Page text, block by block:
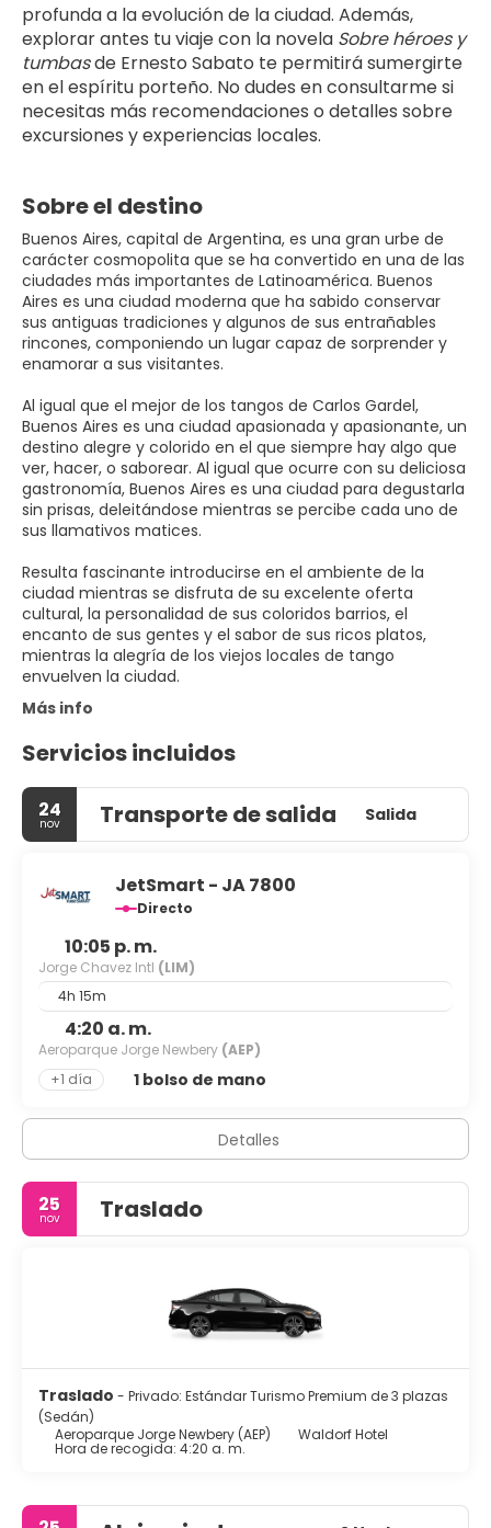
profunda a la evolución de la ciudad. Además,
explorar antes tu viaje con la novela Sobre héroes y
tumbas de Ernesto Sabato te permitirá sumergirte
en el espíritu porteño. No dudes en consultarme si
necesitas más recomendaciones o detalles sobre
excursiones y experiencias locales.
Sobre el destino
Buenos Aires, capital de Argentina, es una gran urbe de
carácter cosmopolita que se ha convertido en una de las
ciudades más importantes de Latinoamérica. Buenos
Aires es una ciudad moderna que ha sabido conservar
sus antiguas tradiciones y algunos de sus entrañables
rincones, componiendo un lugar capaz de sorprender y
enamorar a sus visitantes.
Al igual que el mejor de los tangos de Carlos Gardel,
Buenos Aires es una ciudad apasionada y apasionante, un
destino alegre y colorido en el que siempre hay algo que
ver, hacer, o saborear. Al igual que ocurre con su deliciosa
gastronomía, Buenos Aires es una ciudad para degustarla
sin prisas, deleitándose mientras se percibe cada uno de
sus llamativos matices.
Resulta fascinante introducirse en el ambiente de la
ciudad mientras se disfruta de su excelente oferta
cultural, la personalidad de sus coloridos barrios, el
encanto de sus gentes y el sabor de sus ricos platos,
mientras la alegría de los viejos locales de tango
envuelven la ciudad.
Más info
Servicios incluidos
24
nov Transporte de salida Salida
JetSmart - JA 7800
Directo
10:05 p. m.
Jorge Chavez Intl (LIM)
4h 15m
4:20 a. m.
Aeroparque Jorge Newbery (AEP)
+1 día
1 bolso de mano
Detalles
25
nov Traslado
Traslado - Privado: Estándar Turismo Premium de 3 plazas
(Sedán)
Aeroparque Jorge Newbery (AEP)
Waldorf Hotel
Hora de recogida: 4:20 a. m.